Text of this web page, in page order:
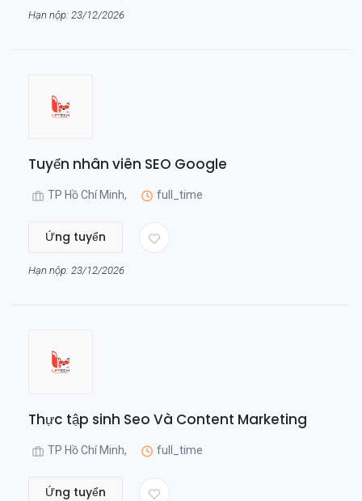
Hạn nộp: 23/12/2026
Tuyển nhân viên SEO Google
TP Hồ Chí Minh, full_time
Ứng tuyển
Hạn nộp: 23/12/2026
Thực tập sinh Seo Và Content Marketing
TP Hồ Chí Minh, full_time
Ứng tuyển